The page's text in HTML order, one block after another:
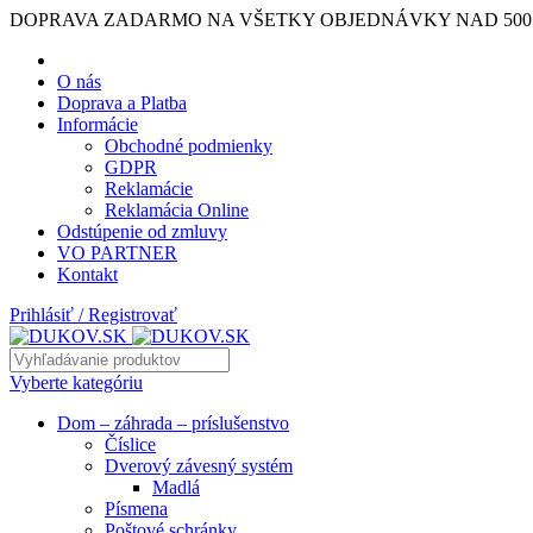
DOPRAVA ZADARMO NA VŠETKY OBJEDNÁVKY NAD
O nás
Doprava a Platba
Informácie
Obchodné podmienky
GDPR
Reklamácie
Reklamácia Online
Odstúpenie od zmluvy
VO PARTNER
Kontakt
Prihlásiť / Registrovať
Vyberte kategóriu
Dom – záhrada – príslušenstvo
Číslice
Dverový závesný systém
Madlá
Písmena